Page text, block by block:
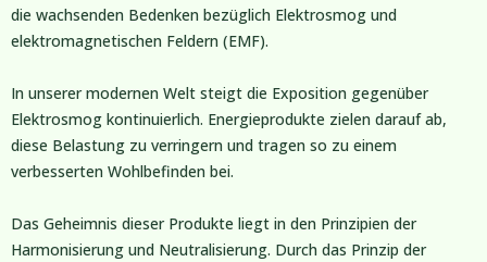
die wachsenden Bedenken bezüglich Elektrosmog und
elektromagnetischen Feldern (EMF).
In unserer modernen Welt steigt die Exposition gegenüber
Elektrosmog kontinuierlich. Energieprodukte zielen darauf ab,
diese Belastung zu verringern und tragen so zu einem
verbesserten Wohlbefinden bei.
Das Geheimnis dieser Produkte liegt in den Prinzipien der
Harmonisierung und Neutralisierung. Durch das Prinzip der